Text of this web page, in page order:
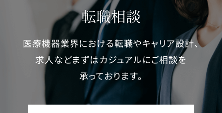
転職相談
医療機器業界における転職やキャリア設計、
求人などまずはカジュアルにご相談を
承っております。